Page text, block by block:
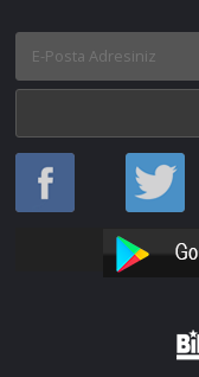
Haber
Oku
Haber
Oku